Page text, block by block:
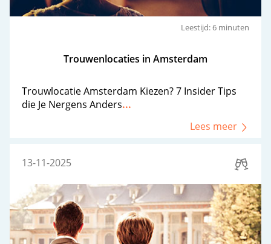
Leestijd: 6 minuten
Trouwenlocaties in Amsterdam
Trouwlocatie Amsterdam Kiezen? 7 Insider Tips
die Je Nergens Anders...
Lees meer
13-11-2025